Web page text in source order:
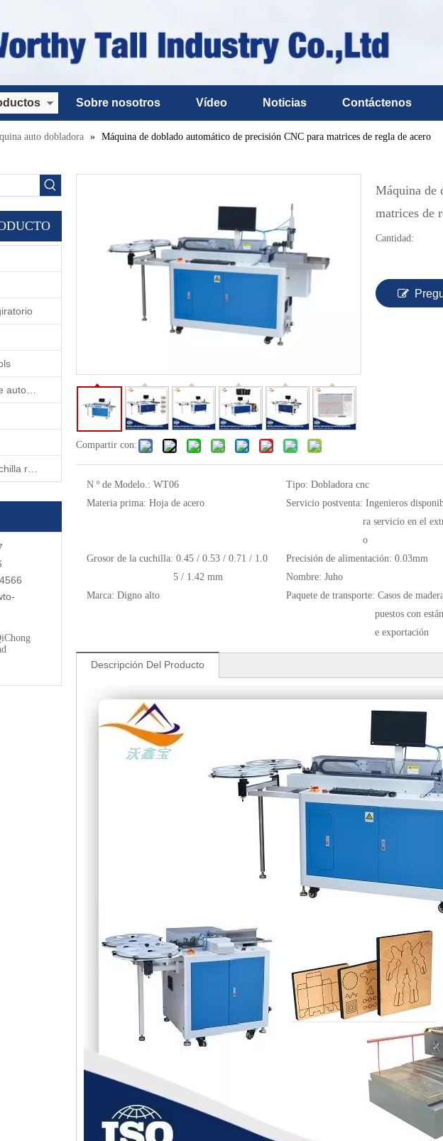
Sobre nosotros Vídeo Noticias Contáctenos
auto dobladora » Máquina de doblado automático de precisión CNC para matrices de regla de acero
Compartir con:
Máquina de
matrices de
Cantidad:
N º de Modelo.: WT06 Tipo: Dobladora cnc
Materia prima: Hoja de acero Servicio postventa: Ingenieros
ra servicio en el
o
Grosor de la cuchilla: 0.45 / 0.53 / 0.71 / 1.0
5 / 1.42 mm
Precisión de alimentación: 0.03mm
Nombre: Juho
Marca: Digno alto Paquete de transporte: Casos de
puestos con
e exportación
Descripción Del Producto